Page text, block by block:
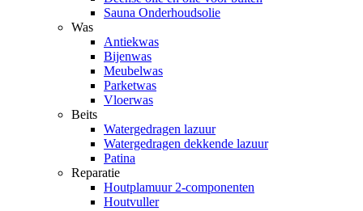
Sauna Onderhoudsolie
Was
Antiekwas
Bijenwas
Meubelwas
Parketwas
Vloerwas
Beits
Watergedragen lazuur
Watergedragen dekkende lazuur
Patina
Reparatie
Houtplamuur 2-componenten
Houtvuller